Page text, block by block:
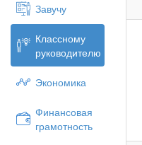
Завучу
Классному
руководителю
Экономика
Финансовая
грамотность